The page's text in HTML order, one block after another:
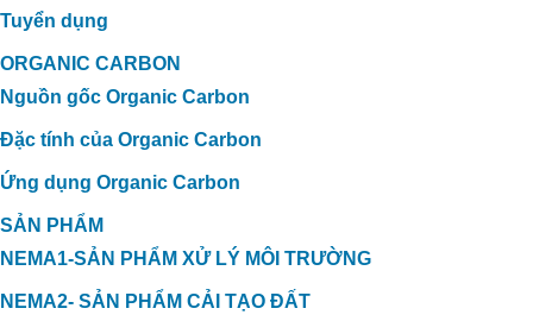
Tuyển dụng
ORGANIC CARBON
Nguồn gốc Organic Carbon
Đặc tính của Organic Carbon
Ứng dụng Organic Carbon
SẢN PHẨM
NEMA1-SẢN PHẨM XỬ LÝ MÔI TRƯỜNG
NEMA2- SẢN PHẨM CẢI TẠO ĐẤT